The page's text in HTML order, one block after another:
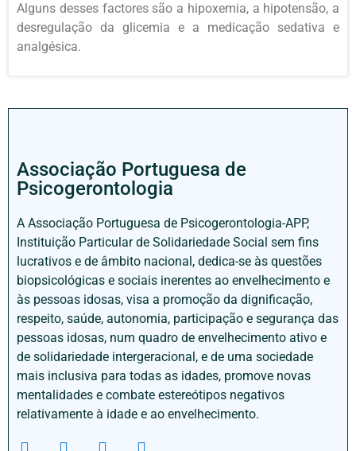
Alguns desses factores são a hipoxemia, a hipotensão, a
desregulação da glicemia e a medicação sedativa e
analgésica.
Associação Portuguesa de
Psicogerontologia
A Associação Portuguesa de Psicogerontologia-APP,
Instituição Particular de Solidariedade Social sem fins
lucrativos e de âmbito nacional, dedica-se às questões
biopsicológicas e sociais inerentes ao envelhecimento e
às pessoas idosas, visa a promoção da dignificação,
respeito, saúde, autonomia, participação e segurança das
pessoas idosas, num quadro de envelhecimento ativo e
de solidariedade intergeracional, e de uma sociedade
mais inclusiva para todas as idades, promove novas
mentalidades e combate estereótipos negativos
relativamente à idade e ao envelhecimento.